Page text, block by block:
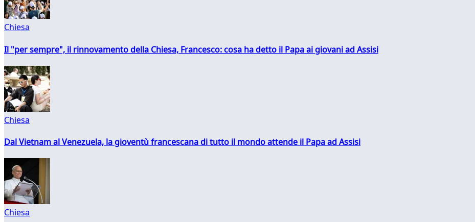
Chiesa
Il "per sempre", il rinnovamento della Chiesa, Francesco: cosa ha detto il Papa ai giovani ad Assisi
Chiesa
Dal Vietnam al Venezuela, la gioventù francescana di tutto il mondo attende il Papa ad Assisi
Chiesa